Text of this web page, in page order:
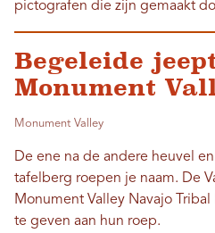
pictografen die zijn gemaakt
Begeleide
Monument
Monument Valley
De ene na de andere heuvel
tafelberg roepen je naam. De
Monument Valley Navajo
te geven aan hun roep.